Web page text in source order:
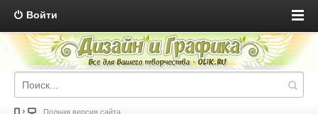
Войти
Полная версия сайта